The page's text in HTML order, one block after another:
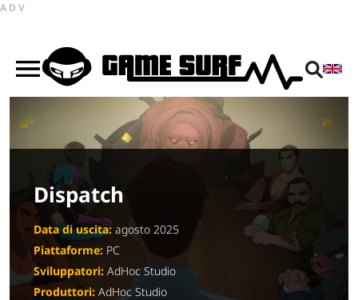
ADV
Dispatch
Data di uscita:agosto 2025
Piattaforme: PC
Sviluppatori: AdHoc Studio
Produttori: AdHoc Studio